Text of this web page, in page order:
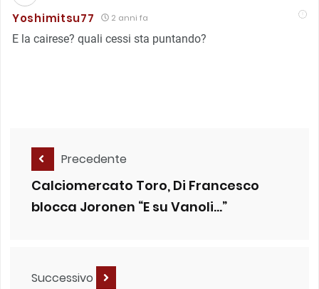
Yoshimitsu77 2 anni fa
E la cairese? quali cessi sta puntando?
Precedente
Calciomercato Toro, Di Francesco
blocca Joronen “E su Vanoli…”
Successivo